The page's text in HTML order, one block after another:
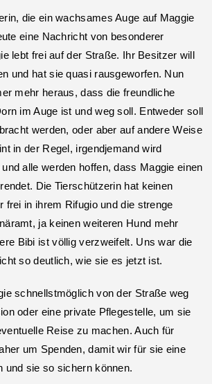
die ein wachsames Auge auf Maggie
eine Nachricht von besonderer
lebt frei auf der Straße. Ihr Besitzer will
und hat sie quasi rausgeworfen. Nun
mehr heraus, dass die freundliche
im Auge ist und weg soll. Entweder soll
werden, oder aber auf andere Weise
in der Regel, irgendjemand wird
alle werden hoffen, dass Maggie einen
Die Tierschützerin hat keinen
frei in ihrem Rifugio und die strenge
ja keinen weiteren Hund mehr
Bibi ist völlig verzweifelt. Uns war die
so deutlich, wie sie es jetzt ist.
schnellstmöglich von der Straße weg
oder eine private Pflegestelle, um sie
Reise zu machen. Auch für
um Spenden, damit wir für sie eine
und sie so sichern können.